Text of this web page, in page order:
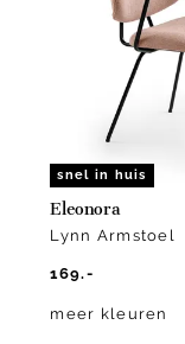
snel in huis
Eleonora
Lynn Armstoel
169.-
meer kleuren